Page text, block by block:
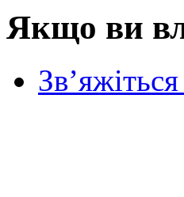
Якщо ви